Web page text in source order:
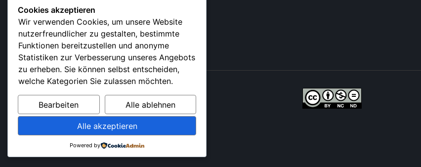
© 2026 – Feuerwehr der Stadt Sundern (Sauerland)
Cookies akzeptieren
Wir verwenden Cookies, um unsere Website
nutzerfreundlicher zu gestalten, bestimmte
Funktionen bereitzustellen und anonyme
Statistiken zur Verbesserung unseres Angebots
zu erheben. Sie können selbst entscheiden,
welche Kategorien Sie zulassen möchten.
Bearbeiten Alle ablehnen
Alle akzeptieren
Powered by